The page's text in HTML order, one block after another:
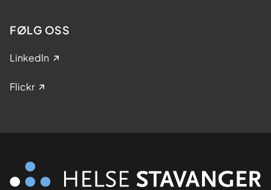
FØLG OSS
LinkedIn
Flickr